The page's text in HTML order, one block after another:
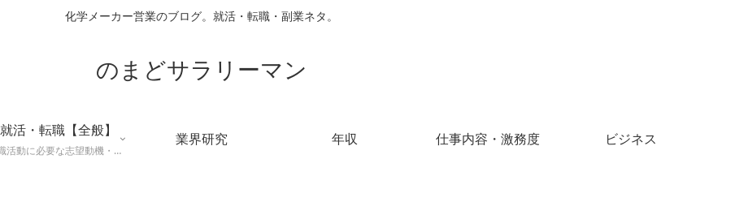
化学メーカー営業のブログ。就活・転職・副業ネタ。
のまどサラリーマン
就活・転職【全般】
就職活動に必要な志望動機・メールマナー・業界研究などに役立つ知識を公開するページ。
業界研究 年収 仕事内容・激務度 ビジネス